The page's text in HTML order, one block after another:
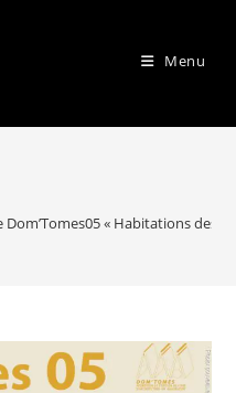
Menu
« Habitations des